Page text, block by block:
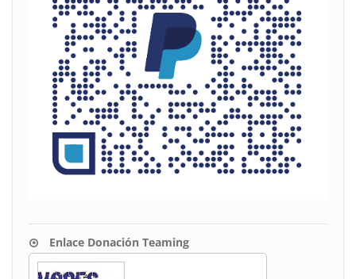
Enlace Donación Teaming